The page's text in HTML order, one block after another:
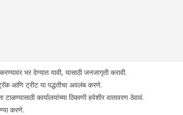
भर देण्यात यावी, यासाठी जनजागृती करावी.
ट्रॅक आणि ट्रीट या पद्धतीचा अवलंब करणे.
कार्यालयांच्या ठिकाणी हवेशीर वातावरण ठेवावं.
करणे.